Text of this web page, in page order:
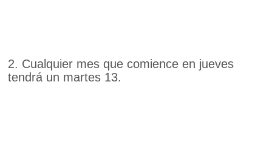
2. Cualquier mes que comience en jueves
tendrá un martes 13.